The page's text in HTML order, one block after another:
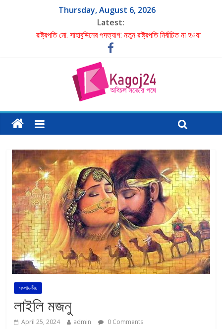
Thursday, August 6, 2026
Latest:
রাষ্ট্রপতি মো. সাহাবুদ্দিনের পদত্যাগ: নতুন রাষ্ট্রপতি নির্বাচিত না হওয়া
পর্যন্ত দায়িত্বে স্পিকার হাফিজ উদ্দিন আহমদ
একমাত্র ছেলের ছুরিকাঘাতে প্রাণ গেল মা-বাবার
পরবর্তী রাষ্ট্রপতির নাম ঠিক হবে বিএনপির স্থায়ী কমিটির বৈঠকে: মির্জা
গাজী নজরুলকে ঘিরে বিতর্কে বিব্রত জামায়াত
শাহ মোহাম্মদ ইমরান এর লেখা- বিচার চাই
সম্পাদকীয়
লাইলি মজনু
April 25, 2024 admin 0 Comments